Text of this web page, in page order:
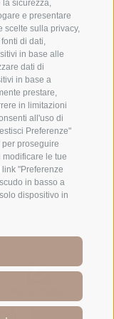
la sicurezza,
e presentare
scelte sulla privacy,
di dati,
in base alle
dati di
in base a
prestare,
in limitazioni
all'uso di
Preferenze"
per proseguire
le tue
"Preferenze
in basso a
dispositivo in
19 - 21